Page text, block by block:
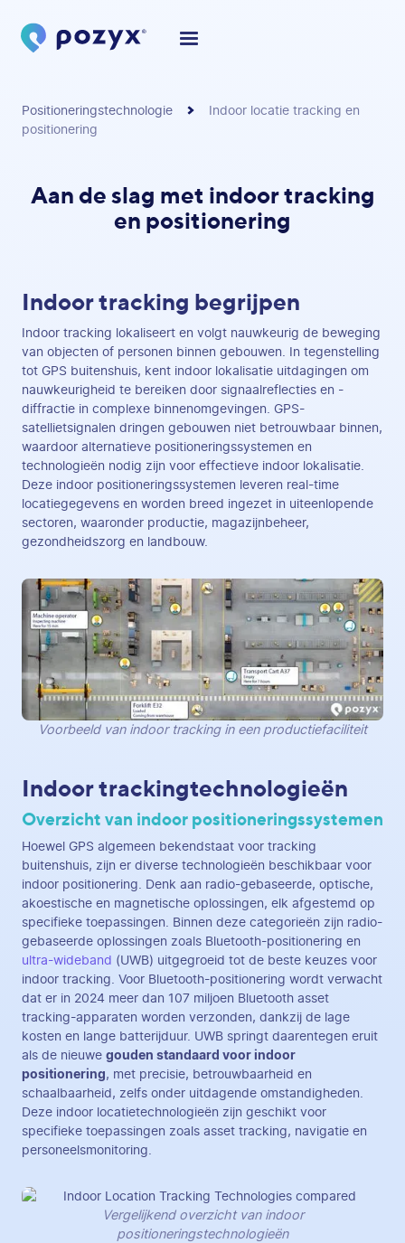
Positioneringstechnologie
Indoor locatie tracking en
positionering
Aan de slag met indoor tracking
en positionering
Indoor tracking begrijpen
Indoor tracking lokaliseert en volgt nauwkeurig de beweging
van objecten of personen binnen gebouwen. In tegenstelling
tot GPS buitenshuis, kent indoor lokalisatie uitdagingen om
nauwkeurigheid te bereiken door signaalreflecties en -
diffractie in complexe binnenomgevingen. GPS-
satellietsignalen dringen gebouwen niet betrouwbaar binnen,
waardoor alternatieve positioneringssystemen en
technologieën nodig zijn voor effectieve indoor lokalisatie.
Deze indoor positioneringssystemen leveren real-time
locatiegegevens en worden breed ingezet in uiteenlopende
sectoren, waaronder productie, magazijnbeheer,
gezondheidszorg en landbouw.
Voorbeeld van indoor tracking in een productiefaciliteit
Indoor trackingtechnologieën
Overzicht van indoor positioneringssystemen
Hoewel GPS algemeen bekendstaat voor tracking
buitenshuis, zijn er diverse technologieën beschikbaar voor
indoor positionering. Denk aan radio-gebaseerde, optische,
akoestische en magnetische oplossingen, elk afgestemd op
specifieke toepassingen. Binnen deze categorieën zijn radio-
gebaseerde oplossingen zoals Bluetooth-positionering en
ultra-wideband (UWB) uitgegroeid tot de beste keuzes voor
indoor tracking. Voor Bluetooth-positionering wordt verwacht
dat er in 2024 meer dan 107 miljoen Bluetooth asset
tracking-apparaten worden verzonden, dankzij de lage
kosten en lange batterijduur. UWB springt daarentegen eruit
als de nieuwe gouden standaard voor indoor
positionering, met precisie, betrouwbaarheid en
schaalbaarheid, zelfs onder uitdagende omstandigheden.
Deze indoor locatietechnologieën zijn geschikt voor
specifieke toepassingen zoals asset tracking, navigatie en
personeelsmonitoring.
Vergelijkend overzicht van indoor
positioneringstechnologieën